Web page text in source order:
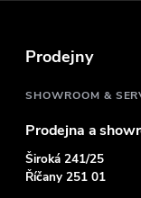
Prodejny
SHOWROOM &
Prodejna a
Široká 241/25
Říčany 251 01